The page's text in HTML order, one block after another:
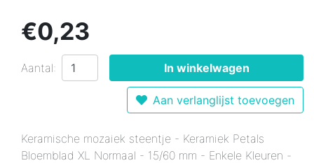
€0,23
Aantal: In winkelwagen
Aan verlanglijst toevoegen
Keramische mozaiek steentje - Keramiek Petals
Bloemblad XL Normaal - 15/60 mm - Enkele Kleuren -